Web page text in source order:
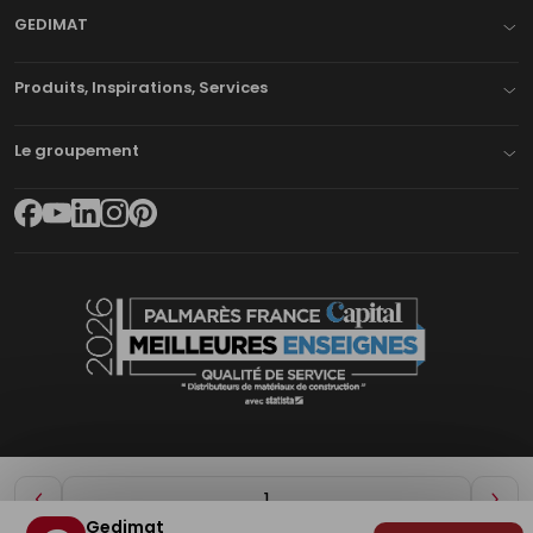
Diminuer
GEDIMAT
Produits, Inspirations, Services
Le groupement
Gedimat